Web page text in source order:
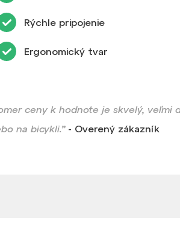
Rýchle pripojenie
Ergonomický tvar
ceny k hodnote je skvelý,
na bicykli.”- Overený zákazník